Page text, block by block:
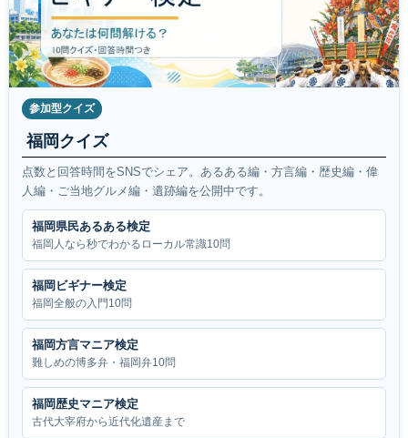
参加型クイズ
福岡クイズ
点数と回答時間をSNSでシェア。あるある編・方言編・歴史編・偉
人編・ご当地グルメ編・遺跡編を公開中です。
福岡県民あるある検定
福岡人なら秒でわかるローカル常識10問
福岡ビギナー検定
福岡全般の入門10問
福岡方言マニア検定
難しめの博多弁・福岡弁10問
福岡歴史マニア検定
古代大宰府から近代化遺産まで